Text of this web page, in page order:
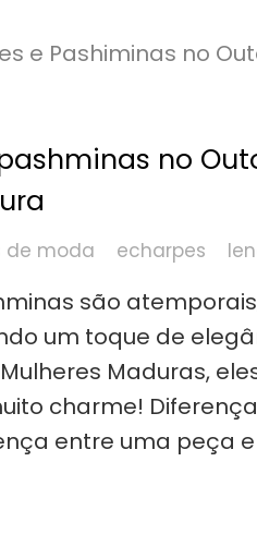
no
de moda echarpes
são
um toque de
Maduras,
charme!
entre uma peça